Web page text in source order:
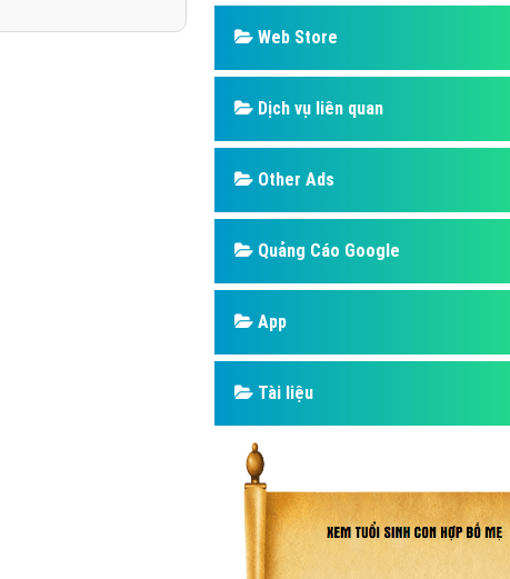
Định nghĩa
Nghĩa là gì
Phần mềm ứng dụng hay
Web Store
Dịch vụ liên quan
Other Ads
Quảng Cáo Google
App
Tài liệu